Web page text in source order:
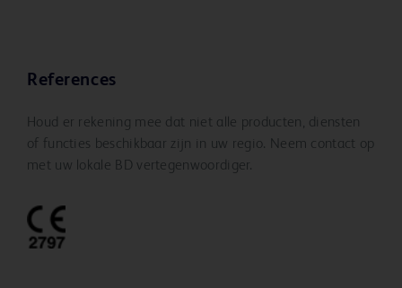
References
Houd er rekening mee dat niet alle producten, diensten
of functies beschikbaar zijn in uw regio. Neem contact op
met uw lokale BD vertegenwoordiger.